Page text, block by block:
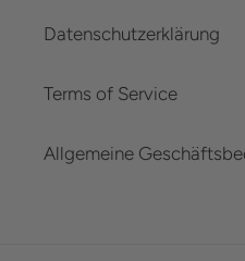
Datenschutzerklärung
Terms of Service
Allgemeine